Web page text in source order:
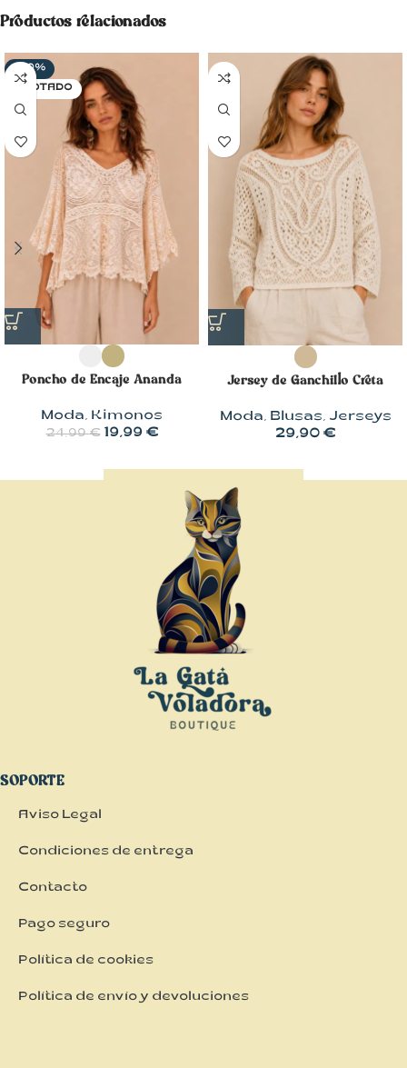
Productos relacionados
-20%
AGOTADO
Poncho de Encaje Ananda
Moda, Kimonos
24,99€ 19,99 €
Jersey de Ganchillo Creta
Moda, Blusas, Jerseys
29,90 €
SOPORTE
Aviso Legal
Condiciones de entrega
Contacto
Pago seguro
Política de cookies
Política de envío y devoluciones